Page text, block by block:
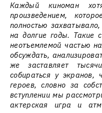
Каждый киноман
произведением,
полностью
на долгие годы. Такие
неотъемлемой частью
обсуждать,
же заставляет
собираться у экранов,
героев, словно за
вступлении мы
актерская игра и